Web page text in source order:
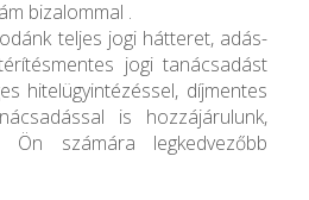
bizalommal .
teljes jogi hátteret, adás-
jogi tanácsadást
hitelügyintézéssel, díjmentes
is hozzájárulunk,
számára legkedvezőbb